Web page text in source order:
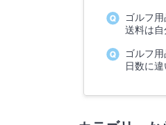
ゴルフ
送料は自
ゴルフ
日数に